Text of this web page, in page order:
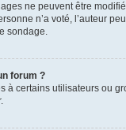
ne peuvent être
n’a voté, l’auteur
sondage.
forum ?
à certains utilisateurs ou